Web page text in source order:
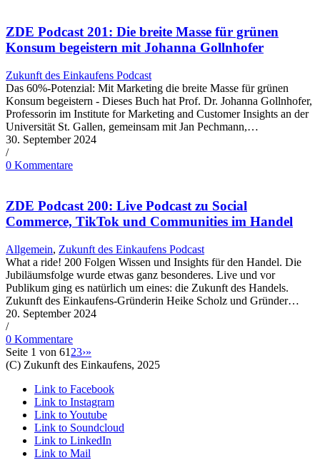
ZDE Podcast 201: Die breite Masse für grünen
Konsum begeistern mit Johanna Gollnhofer
Zukunft des Einkaufens Podcast
Das 60%-Potenzial: Mit Marketing die breite Masse für grünen
Konsum begeistern - Dieses Buch hat Prof. Dr. Johanna Gollnhofer,
Professorin im Institute for Marketing and Customer Insights an der
Universität St. Gallen, gemeinsam mit Jan Pechmann,…
30. September 2024
/
0 Kommentare
ZDE Podcast 200: Live Podcast zu Social
Commerce, TikTok und Communities im Handel
Allgemein, Zukunft des Einkaufens Podcast
What a ride! 200 Folgen Wissen und Insights für den Handel. Die
Jubiläumsfolge wurde etwas ganz besonderes. Live und vor
Publikum ging es natürlich um eines: die Zukunft des Handels.
Zukunft des Einkaufens-Gründerin Heike Scholz und Gründer…
20. September 2024
/
0 Kommentare
Seite 1 von 61 23›»
(C) Zukunft des Einkaufens, 2025
Link to Facebook
Link to Instagram
Link to Youtube
Link to Soundcloud
Link to LinkedIn
Link to Mail